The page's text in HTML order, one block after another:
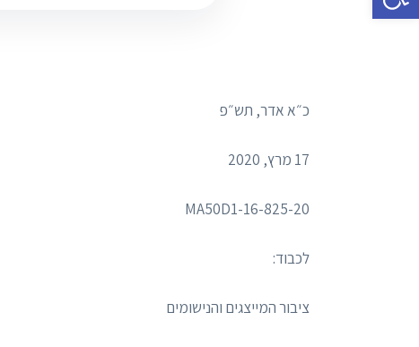
כ״א אדר, תש״פ
17 מרץ, 2020
MA50D1-16-825-20
לכבוד:
ציבור המייצגים והנישומים